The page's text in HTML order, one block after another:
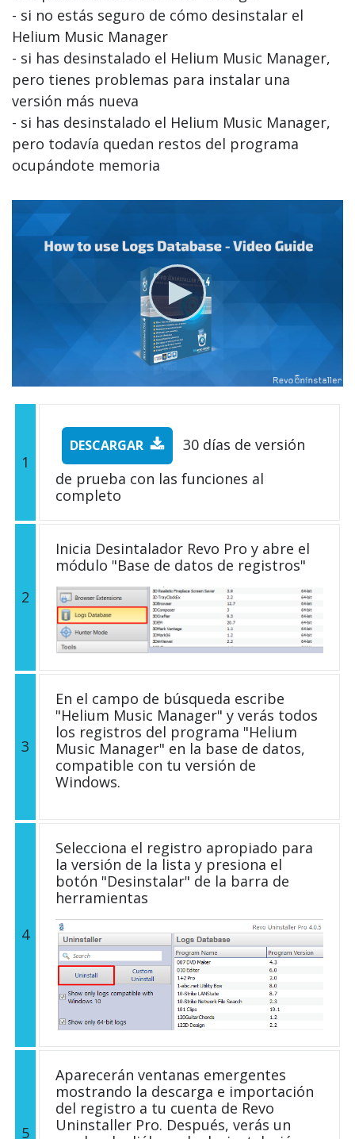
- si no estás seguro de cómo desinstalar el
Helium Music Manager
- si has desinstalado el Helium Music Manager,
pero tienes problemas para instalar una
versión más nueva
- si has desinstalado el Helium Music Manager,
pero todavía quedan restos del programa
ocupándote memoria
1
DESCARGAR
30 días de versión
de prueba con las funciones al
completo
2
Inicia Desintalador Revo Pro y abre el
módulo "Base de datos de registros"
3
En el campo de búsqueda escribe
"Helium Music Manager" y verás todos
los registros del programa "Helium
Music Manager" en la base de datos,
compatible con tu versión de
Windows.
4
Selecciona el registro apropiado para
la versión de la lista y presiona el
botón "Desinstalar" de la barra de
herramientas
5
Aparecerán ventanas emergentes
mostrando la descarga e importación
del registro a tu cuenta de Revo
Uninstaller Pro. Después, verás un